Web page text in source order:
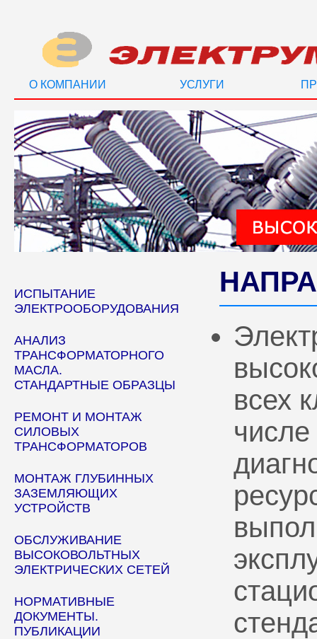
О КОМПАНИИ УСЛУГИ
ИСПЫТАНИЕ
ЭЛЕКТРООБОРУДОВАНИЯ
АНАЛИЗ
ТРАНСФОРМАТОРНОГО
МАСЛА.
СТАНДАРТНЫЕ ОБРАЗЦЫ
РЕМОНТ И МОНТАЖ
СИЛОВЫХ
ТРАНСФОРМАТОРОВ
МОНТАЖ ГЛУБИННЫХ
ЗАЗЕМЛЯЮЩИХ
УСТРОЙСТВ
ОБСЛУЖИВАНИЕ
ВЫСОКОВОЛЬТНЫХ
ЭЛЕКТРИЧЕСКИХ СЕТЕЙ
НОРМАТИВНЫЕ
ДОКУМЕНТЫ.
ПУБЛИКАЦИИ
всех